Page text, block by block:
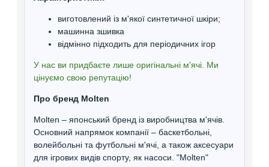
виготовлений із м'якої синтетичної шкіри;
машинна зшивка
відмінно підходить для періодичних ігор
У нас ви придбаєте лише оригінальні м'ячі. Ми
цінуємо свою репутацію!
Про бренд Molten
Molten – японський бренд із виробництва м'ячів.
Основний напрямок компанії – баскетбольні,
волейбольні та футбольні м'ячі, а також аксесуари
для ігрових видів спорту, як насоси. "Molten"